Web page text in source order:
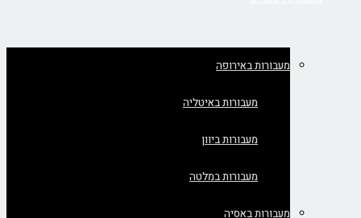
מעבורות באירופה
מעבורות באיטליה
מעבורות ביוון
מעבורות במלטה
מעבורות באסיה